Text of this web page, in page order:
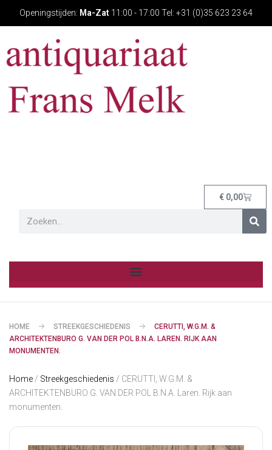
Openingstijden: Ma-Zat 11:00 - 17:00 Tel: +31 (0)35 623 23 64
€ 0,00
HOME STREEKGESCHIEDENIS
CERUTTI, W.G.M. &
ARCHITEKTENBURO G. VAN DER POL B.N.A. LAREN. RIJK AAN
MONUMENTEN.
Home / Streekgeschiedenis / CERUTTI, W.G.M. &
ARCHITEKTENBURO G. VAN DER POL B.N.A. Laren. Rijk aan
monumenten.